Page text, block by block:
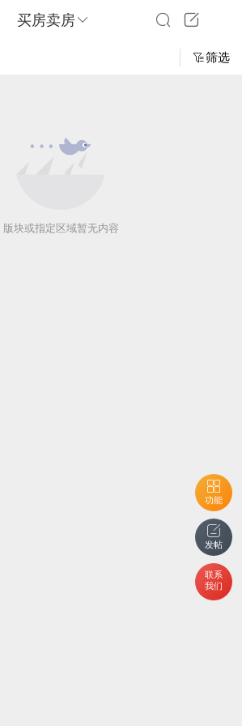
买房卖房
功能
发帖
联系
我们
筛选
版块或指定区域暂无内容